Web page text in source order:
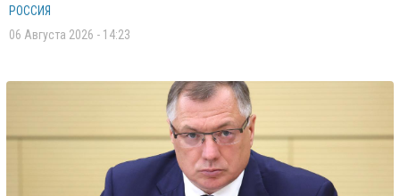
РОССИЯ
06 Августа 2026 - 14:23